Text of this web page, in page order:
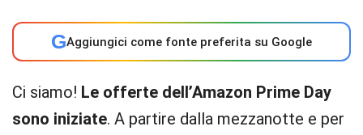
GAggiungici come fonte preferita su Google
Ci siamo! Le offerte dell’Amazon Prime Day
sono iniziate. A partire dalla mezzanotte e per